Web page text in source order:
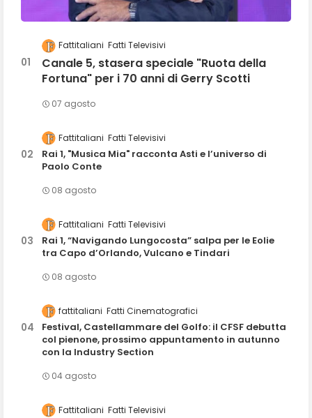
Fattitaliani Fatti Televisivi
Canale 5, stasera speciale "Ruota della
Fortuna" per i 70 anni di Gerry Scotti
07 agosto
Fattitaliani Fatti Televisivi
Rai 1, "Musica Mia" racconta Asti e l’universo di
Paolo Conte
08 agosto
Fattitaliani Fatti Televisivi
Rai 1, “Navigando Lungocosta” salpa per le Eolie
tra Capo d’Orlando, Vulcano e Tindari
08 agosto
fattitaliani Fatti Cinematografici
Festival, Castellammare del Golfo: il CFSF debutta
col pienone, prossimo appuntamento in autunno
con la Industry Section
04 agosto
Fattitaliani Fatti Televisivi